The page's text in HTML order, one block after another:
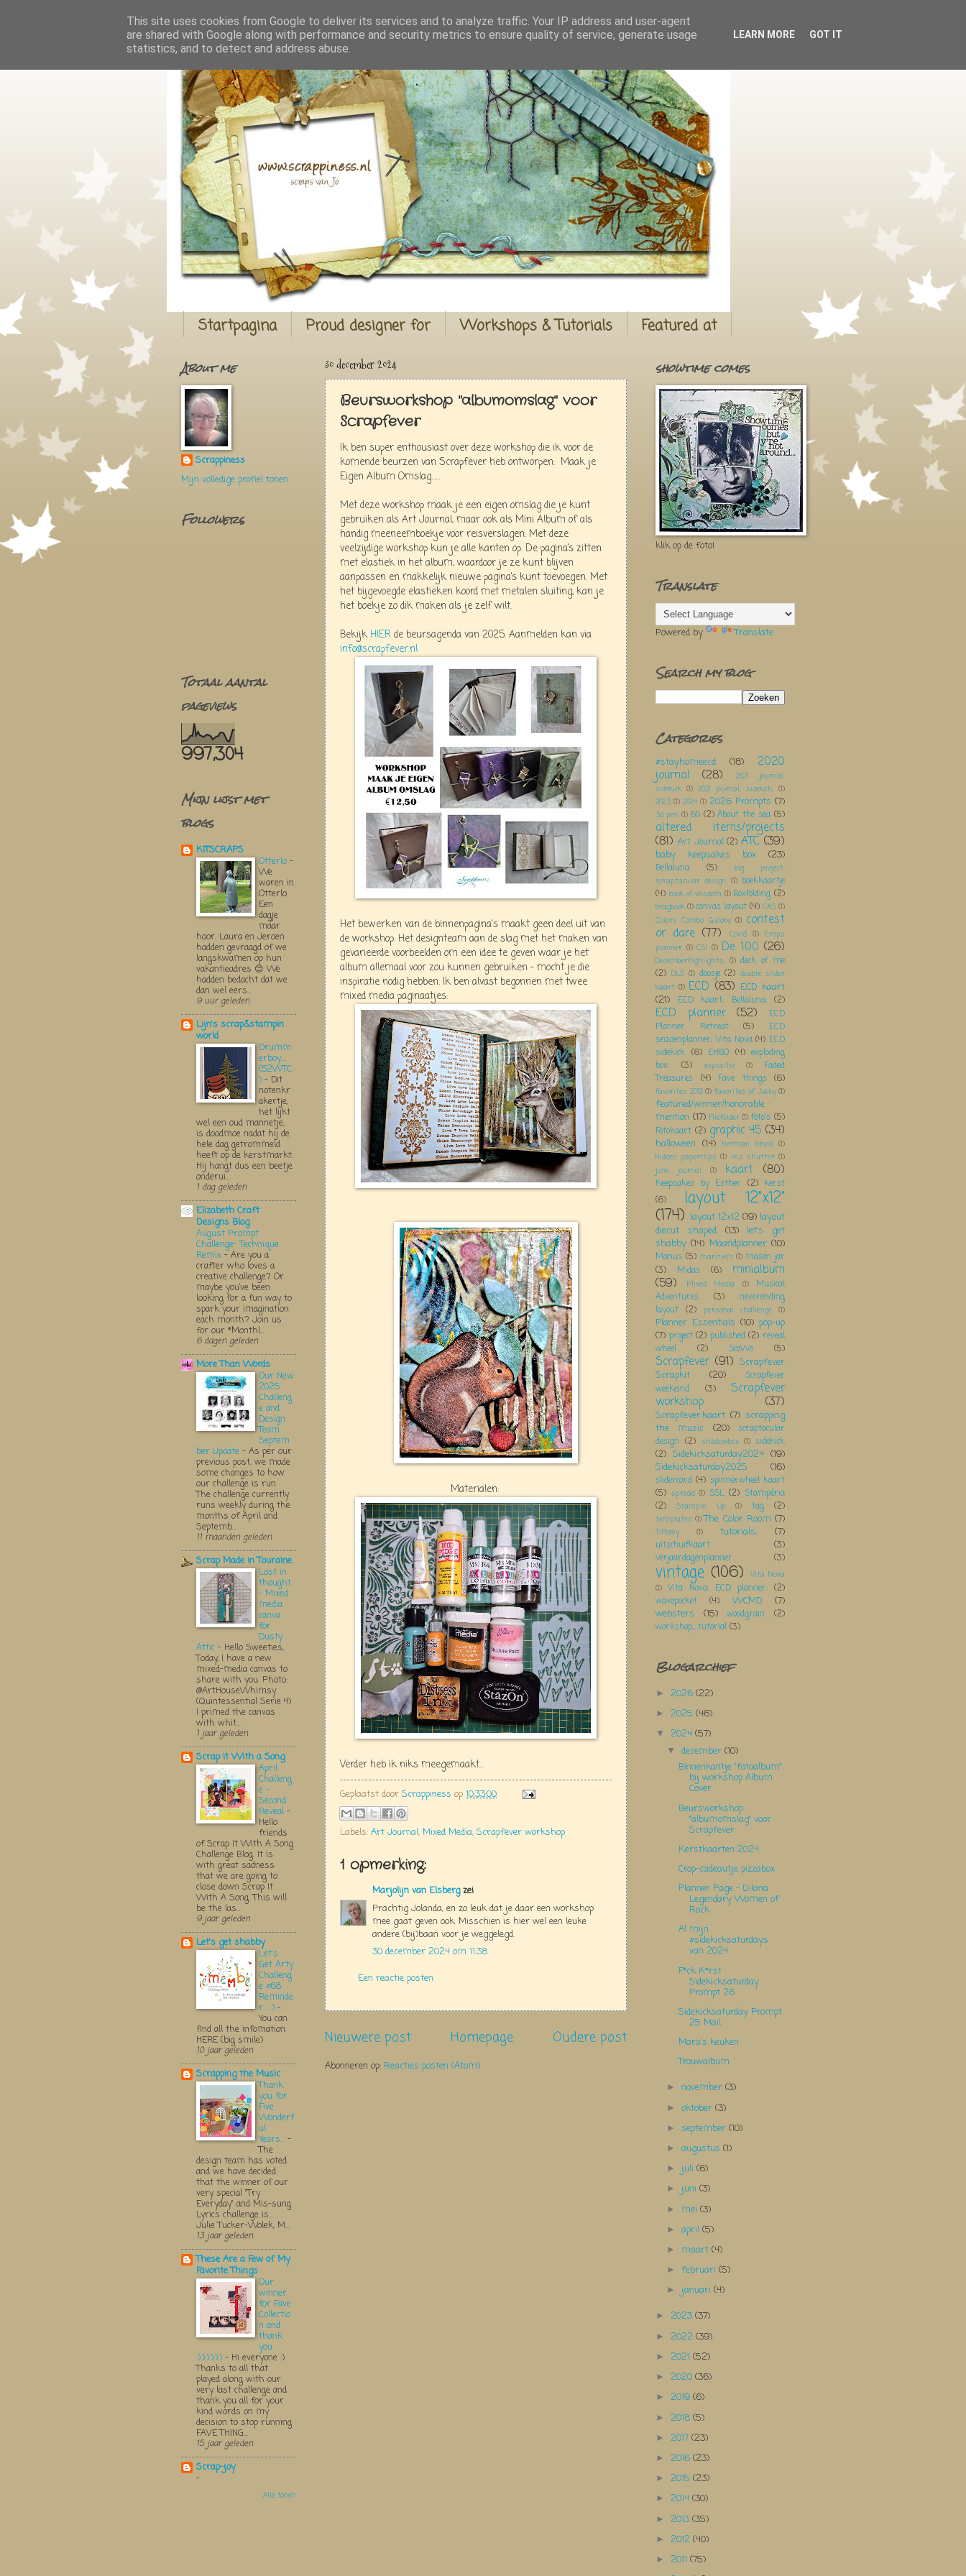
Startpagina Proud designer for Workshops & Tutorials Featured at
30 december 2024
Beursworkshop "albumomslag" voor
Scrapfever
Ik ben super enthousiast over deze workshop die ik voor de
komende beurzen van Scrapfever heb ontworpen: Maak je
Eigen Album Omslag……
Met deze workshop maak je een eigen omslag die je kunt
gebruiken als Art Journal, maar ook als Mini Album of als
handig meeneemboekje voor reisverslagen. Met deze
veelzijdige workshop kun je alle kanten op. De pagina’s zitten
met elastiek in het album, waardoor je ze kunt blijven
aanpassen en makkelijk nieuwe pagina’s kunt toevoegen. Met
het bijgevoegde elastieken koord met metalen sluiting, kan je
het boekje zo dik maken als je zelf wilt.
BekijkHIERde beursagenda van 2025. Aanmelden kan via
info@scrapfever.nl
Het bewerken van de binnenpagina's maakt geen deel uit van
de workshop. Het designteam aan de slag met het maken van
gevarieerde voorbeelden om een idee te geven waar je het
album allemaal voor zou kunnen gebruiken - mocht je die
inspiratie nodig hebben. Ik ben alvast begonnen met twee
mixed media paginaatjes:
Materialen:
Verder heb ik niks meegemaakt...
Geplaatst door Scrappiness op 10:33:00
Labels: Art Journal, Mixed Media, Scrapfever workshop
1 opmerking:
Marjolijn van Elsbergzei
Prachtig Jolanda, en zo leuk dat je daar een workshop
mee gaat geven ook. Misschien is hier wel een leuke
andere (bij)baan voor je weggelegd.
30 december 2024 om 11:38
Een reactie posten
Nieuwere post Oudere post
Homepage
Abonneren op: Reacties posten (Atom)
About me
Scrappiness
Mijn volledige profiel tonen
Followers
Totaal aantal
pageviews
997,304
Mijn lijst met
blogs
KITSCRAPS
Otterlo -
We
waren in
Otterlo.
Een
dagje
maar
hoor. Laura en Jeroen
hadden gevraagd of we
langskwamen op hun
vakantieadres 😊 We
hadden bedacht dat we
dan wel eers...
9 uur geleden
Lijn's scrap&stampin
world
Drumm
erboy....
(52WTC
) - Dit
notenkr
akertje,
het lijkt
wel een oud mannetje,
is doodmoe nadat hij de
hele dag getrommeld
heeft op de kerstmarkt.
Hij hangt dus een beetje
onderui...
1 dag geleden
Elizabeth Craft
Designs Blog
August Prompt
Challenge- Technique
Remix - Are you a
crafter who loves a
creative challenge? Or
maybe you’ve been
looking for a fun way to
spark your imagination
each month? Join us
for our *Monthl...
6 dagen geleden
More Than Words
Our New
2025
Challeng
e and
Design
Team
Septem
ber Update - As per our
previous post, we made
some changes to how
our challenge is run.
The challenge currently
runs weekly during the
months of April and
Septemb...
11 maanden geleden
Scrap Made in Touraine
Lost in
thought
- Mixed
media
canva
for
Dusty
Attic - Hello Sweeties,
Today, I have a new
mixed-media canvas to
share with you. Photo:
@ArtHouseWhimsy
(Quintessential Serie 4)
I primed the canvas
with whit...
1 jaar geleden
Scrap It With a Song
April
Challeng
e -
Second
Reveal -
Hello
friends
of Scrap It With A Song
Challenge Blog. It is
with great sadness
that we are going to
close down Scrap It
With A Song. This will
be the las...
9 jaar geleden
Let's get shabby
Let's
Get Arty
Challeng
e #68
Reminde
r.....:) -
You can
find all the infomation
HERE (big smile)
10 jaar geleden
Scrapping the Music
Thank
you for
Five
Wonderf
ul
Years... -
The
design team has voted
and we have decided
that the winner of our
very special "Try
Everyday" and Mis-sung
Lyrics challenge is...
Julie Tucker-Wolek, M...
13 jaar geleden
These Are a Few of My
Favorite Things
Our
winner
for Fave
Collectio
n and
thank
you
:):):):):):) - Hi everyone :)
Thanks to all that
played along with our
very last challenge and
thank you all for your
kind words on my
decision to stop running
FAVE THING...
15 jaar geleden
Scrap-joy
-
Alle tonen
showtime comes
klik op de foto!
Translate
Powered by Translate
Search my blog
Categories
#stayhomeecd (18) 2020
journal (28)
2021 journal;
sidekick (1) 2021 journal; sidekick; (1)
2023 (1) 2024 (1) 2026 Prompts (7)
3d pen (1) 60 (2) About the sea (5)
altered items/projects
(81) Art Journal (2) ATC (39)
baby keepsakes box (23)
Bellaluna (5)
big project;
scraptacular design; (1) boekkaartje
(4) book of wisdom (1) Boxfolding (2)
bragbook(1)canvas layout (4) CAS(1)
Colors Combo Galore (1) contest
or dare (77) Covid (1) Crops
planner (1) CSI (1) De 100 (26)
DecemberHighlights; (1) deck of me
(2) DLS (1) doosje (2) double slider
kaart (1) ECD (83) ECD kaart
(21)
ECD kaart; Bellaluna; (2)
ECD planner (52)
ECD
Planner Retreat
(5)
ECD
seizoenplanner; Vita Nova (4) ECD
sidekick (6) EHBO (4) exploding
box;
(3) expositie (1)
Faded
Treasures
(4) Fave things (6)
favorites 2012 (1) favorites of Jacky (1)
featured/winner/honorable
mention (17) Filefolder (1) foto's (5)
Fotokaart (2) graphic 45 (34)
halloween (14) herman brood (1)
Hidden paperclips (1) iris shutter (1)
junk journal
(1) kaart (80)
Keepsakes by Esther (2) kerst
(6)
layout 12"x12"
(174) layout 12x12 (19) layout
diecut shaped
(13)
let's get
shabby (14) Maandplanner (10)
Manus (5) maritiem (1) mason jar
(3)
Midas (6) minialbum
(59) Mixed Media (1)
Musical
Adventures
(3)
neverending
layout (2) personal challenge (1)
Planner Essentials (10) pop-up
(7) project (2) published (2) reveal
wheel
(2) ScoWo (5)
Scrapfever (91) Scrapfever
Scrapkit
(20)
Scrapfever
weekeind
(3) Scrapfever
workshop (37)
Scrapfever;kaart (7) scrapping
the music
(20)
scraptacular
design (2) shadowbox (1) sidekick
(2) Sidekicksaturday2024 (19)
Sidekicksaturday2025
(16)
slidercard (4) spinnerwheel kaart
(5) spread (1) SSL (2) Stampéria
(2)
Stampin' Up (1) tag (2)
templates (1) The Color Room (7)
Tiffany (1) tutorials; (7)
uitschuifkaart
(3)
Verjaardagenplanner
(3)
vintage (106)
Vita Nova
(1) Vita Nova; ECD planner; (2)
wavepocket
(4) WCMD
(7)
websters
(15) woodgrain
(2)
workshop_tutorial (3)
Blogarchief
► 2026 (22)
► 2025 (46)
▼ 2024 (57)
▼december(10)
Binnenkantje "fotoalbum"
bij workshop Album
Cover
Beursworkshop
"albumomslag" voor
Scrapfever
Kerstkaarten 2024
Crop-cadeautje pizzabox
Planner Page - Dilana
Legendary Women of
Rock
Al mijn
#sidekicksaturdays
van 2024
F*ck K*rst
Sidekicksaturday
Prompt 26
Sidekicksaturday Prompt
25 Mail
Mara's keuken
Trouwalbum
►november(3)
►oktober(3)
►september(10)
►augustus(1)
► juli(6)
► juni(3)
► mei(3)
►april(5)
► maart(4)
►februari(5)
► januari(4)
► 2023 (37)
► 2022 (39)
► 2021 (52)
► 2020 (36)
► 2019 (6)
► 2018 (5)
► 2017 (23)
► 2016 (23)
► 2015 (23)
► 2014 (30)
► 2013 (35)
► 2012 (40)
► 2011 (75)
This site uses cookies from Google to deliver its services and to analyze traffic. Your IP address and user-agent
are shared with Google along with performance and security metrics to ensure quality of service, generate usage
statistics, and to detect and address abuse.
LEARN MORE GOT IT